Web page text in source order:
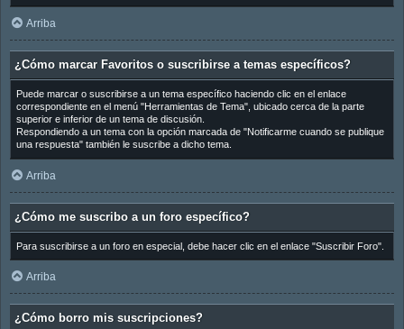
Arriba
¿Cómo marcar Favoritos o suscribirse a temas específicos?
Puede marcar o suscribirse a un tema específico haciendo clic en el enlace
correspondiente en el menú "Herramientas de Tema", ubicado cerca de la parte
superior e inferior de un tema de discusión.
Respondiendo a un tema con la opción marcada de "Notificarme cuando se publique
una respuesta" también le suscribe a dicho tema.
Arriba
¿Cómo me suscribo a un foro específico?
Para suscribirse a un foro en especial, debe hacer clic en el enlace "Suscribir Foro".
Arriba
¿Cómo borro mis suscripciones?